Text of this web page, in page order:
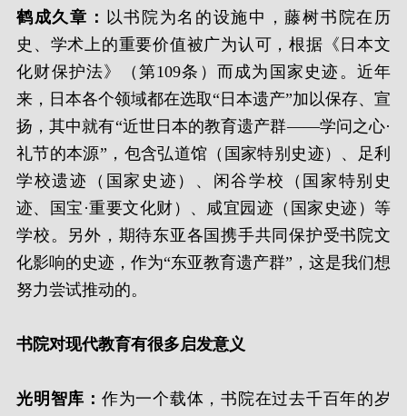
鹤成久章： 以书院为名的设施中，藤树书院在历
史、学术上的重要价值被广为认可，根据《日本文
化财保护法》（第109条）而成为国家史迹。近年
来，日本各个领域都在选取“日本遗产”加以保存、宣
扬，其中就有“近世日本的教育遗产群——学问之心·
礼节的本源”，包含弘道馆（国家特别史迹）、足利
学校遗迹（国家史迹）、闲谷学校（国家特别史
迹、国宝·重要文化财）、咸宜园迹（国家史迹）等
学校。另外，期待东亚各国携手共同保护受书院文
化影响的史迹，作为“东亚教育遗产群”，这是我们想
努力尝试推动的。
书院对现代教育有很多启发意义
光明智库： 作为一个载体，书院在过去千百年的岁